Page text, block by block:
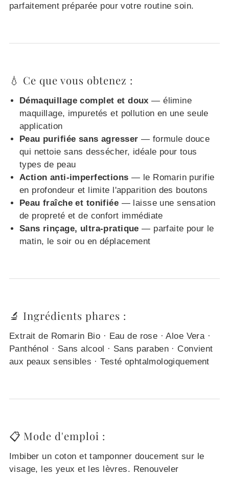
parfaitement préparée pour votre routine soin.
💧 Ce que vous obtenez :
Démaquillage complet et doux — élimine
maquillage, impuretés et pollution en une seule
application
Peau purifiée sans agresser — formule douce
qui nettoie sans dessécher, idéale pour tous
types de peau
Action anti-imperfections — le Romarin purifie
en profondeur et limite l'apparition des boutons
Peau fraîche et tonifiée — laisse une sensation
de propreté et de confort immédiate
Sans rinçage, ultra-pratique — parfaite pour le
matin, le soir ou en déplacement
🔬 Ingrédients phares :
Extrait de Romarin Bio · Eau de rose · Aloe Vera ·
Panthénol · Sans alcool · Sans paraben · Convient
aux peaux sensibles · Testé ophtalmologiquement
📋 Mode d'emploi :
Imbiber un coton et tamponner doucement sur le
visage, les yeux et les lèvres. Renouveler